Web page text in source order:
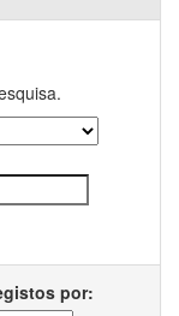
por: